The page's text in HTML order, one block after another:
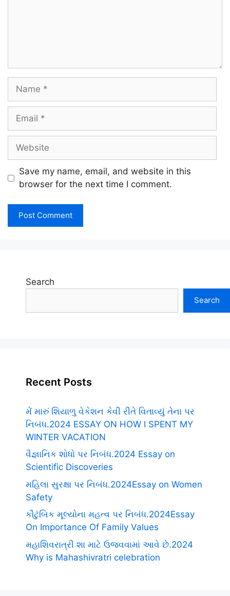
Name
Email
Website
Save my name, email, and website in this
browser for the next time I comment.
Search
Search
Recent Posts
મેં મારું શિયાળુ વેકેશન કેવી રીતે વિતાવ્યું તેના પર
નિબંધ.2024 ESSAY ON HOW I SPENT MY
WINTER VACATION
વૈજ્ઞાનિક શોધો પર નિબંધ.2024 Essay on
Scientific Discoveries
મહિલા સુરક્ષા પર નિબંધ.2024Essay on Women
Safety
કૌટુંબિક મૂલ્યોના મહત્વ પર નિબંધ.2024Essay
On Importance Of Family Values
મહાશિવરાત્રી શા માટે ઉજવવામાં આવે છે.2024
Why is Mahashivratri celebration